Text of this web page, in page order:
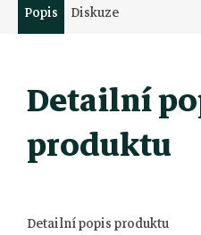
Popis Diskuze
Detailní
produktu
Detailní popis produktu